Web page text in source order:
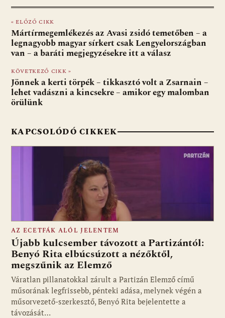
e
b
o
o
k
er at
s
A
p
p
d
di
t
ai
l
t za
m
e
g
« ELŐZŐ CIKK
Mártírmegemlékezés az Avasi zsidó temetőben – a
legnagyobb magyar sírkert csak Lengyelországban
van – a baráti megjegyzésekre itt a válasz
KÖVETKEZŐ CIKK »
Jönnek a kerti törpék – tikkasztó volt a Zsarnain –
lehet vadászni a kincsekre – amikor egy malomban
örülünk
KAPCSOLÓDÓ CIKKEK
Fotó: media1.hu
AZ ECETFÁK ALÓL JELENTEM
Újabb kulcsember távozott a Partizántól:
Benyó Rita elbúcsúzott a nézőktől,
megszűnik az Elemző
Váratlan pillanatokkal zárult a Partizán Elemző című
műsorának legfrissebb, pénteki adása, melynek végén a
műsorvezető-szerkesztő, Benyó Rita bejelentette a
távozását…